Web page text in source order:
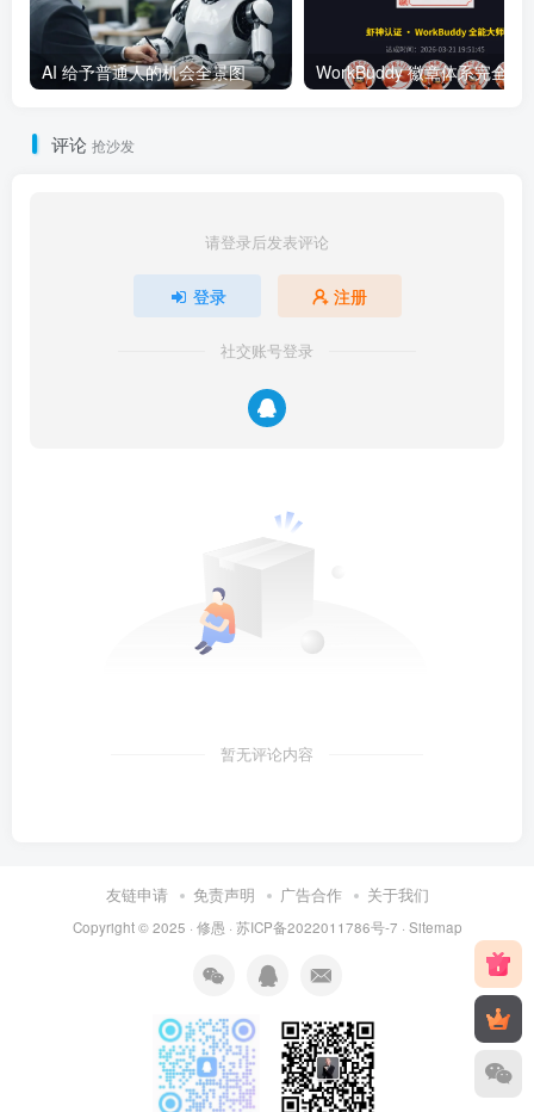
AI 给予普通人的机会全景图
评论 抢沙发
请登录后发表评论
登录 注册
社交账号登录
暂无评论内容
友链申请 免责声明 广告合作 关于我们
Copyright © 2025 · 修愚 · 苏ICP备2022011786号-7 · Sitemap